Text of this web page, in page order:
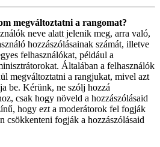
megváltoztatni a rangomat?
neve alatt jelenik meg, arra való,
hozzászólásainak számát, illetve
felhasználókat, például a
Általában a felhasználók
megváltoztatni a rangjukat, mivel azt
be. Kérünk, ne szólj hozzá
csak hogy növeld a hozzászólásaid
hogy ezt a moderátorok fel fogják
csökkenteni fogják a hozzászólásaid